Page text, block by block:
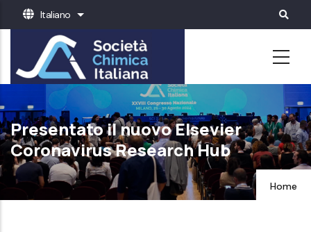
Salta
contenuto
principale
Italiano Mostra ulteriori azioni
Presentato il nuovo Elsevier
Coronavirus Research Hub
Home